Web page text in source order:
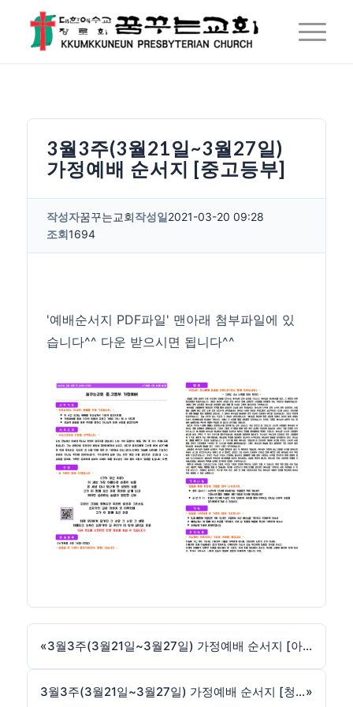
3월3주(3월21일~3월27일)
가정예배 순서지 [중고등부]
작성자꿈꾸는교회작성일2021-03-20 09:28
조회1694
'예배순서지 PDF파일' 맨아래 첨부파일에 있
습니다^^ 다운 받으시면 됩니다^^
« 3월3주(3월21일~3월27일) 가정예배 순서지 [아동부]
3월3주(3월21일~3월27일) 가정예배 순서지 [청장년부]»